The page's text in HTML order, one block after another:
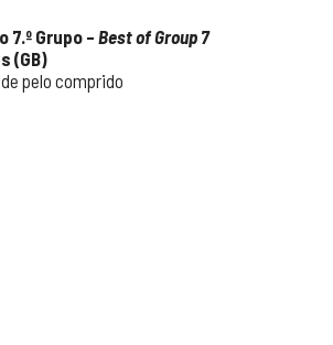
7.º Grupo – Best of Group 7
(GB)
pelo comprido